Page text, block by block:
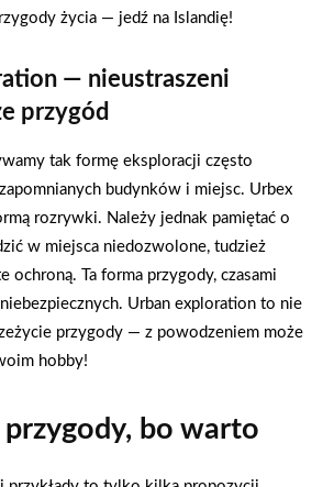
życia — jedź na Islandię!
— nieustraszeni
przygód
tak formę eksploracji często
budynków i miejsc. Urbex
rozrywki. Należy jednak pamiętać o
w miejsca niedozwolone, tudzież
ochroną. Ta forma przygody, czasami
Urban exploration to nie
przygody — z powodzeniem może
hobby!
przygody, bo warto